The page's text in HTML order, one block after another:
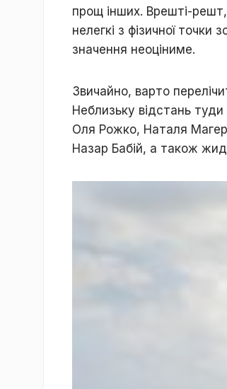
прощ інших. Врешті-
нелегкі з фізичної
значення неоціниме.
Звичайно, варто
Неблизьку відстань
Оля Рожко, Наталя
Назар Бабій, а також